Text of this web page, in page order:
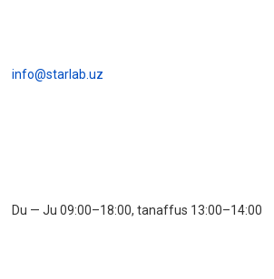
info@starlab.uz
Du — Ju 09:00–18:00, tanaffus 13:00–14:00